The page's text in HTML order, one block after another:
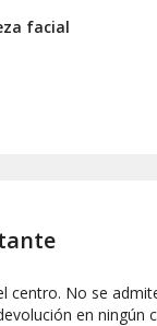
facial
centro. No se
en ningún